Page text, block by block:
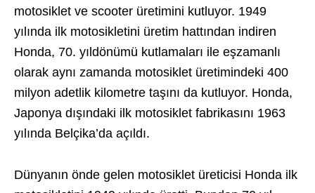
motosiklet ve scooter üretimini kutluyor. 1949
yılında ilk motosikletini üretim hattından indiren
Honda, 70. yıldönümü kutlamaları ile eşzamanlı
olarak aynı zamanda motosiklet üretimindeki 400
milyon adetlik kilometre taşını da kutluyor. Honda,
Japonya dışındaki ilk motosiklet fabrikasını 1963
yılında Belçika’da açıldı.
Dünyanın önde gelen motosiklet üreticisi Honda ilk